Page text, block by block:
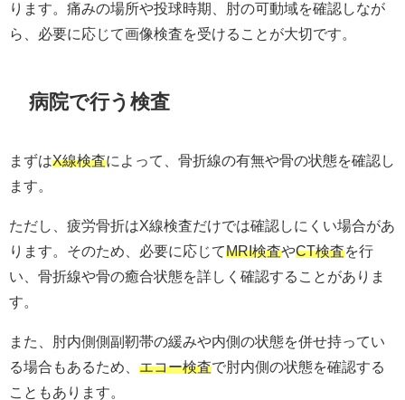
ります。痛みの場所や投球時期、肘の可動域を確認しなが
ら、必要に応じて画像検査を受けることが大切です。
病院で行う検査
まずはX線検査によって、骨折線の有無や骨の状態を確認し
ます。
ただし、疲労骨折はX線検査だけでは確認しにくい場合があ
ります。そのため、必要に応じてMRI検査やCT検査を行
い、骨折線や骨の癒合状態を詳しく確認することがありま
す。
また、肘内側側副靭帯の緩みや内側の状態を併せ持ってい
る場合もあるため、 エコー検査で肘内側の状態を確認する
こともあります。